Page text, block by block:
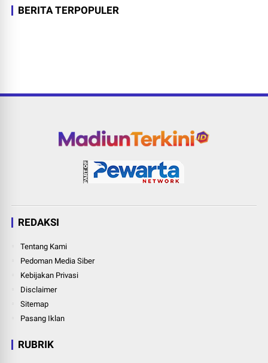
BERITA TERPOPULER
REDAKSI
Tentang Kami
Pedoman Media Siber
Kebijakan Privasi
Disclaimer
Sitemap
Pasang Iklan
RUBRIK